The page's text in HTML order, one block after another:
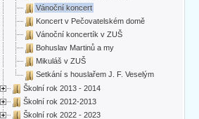
Vánoční koncert
Koncert v Pečovatelském domě
Vánoční koncertík v ZUŠ
Bohuslav Martinů a my
Mikuláš v ZUŠ
Setkání s houslařem J. F. Veselým
Školní rok 2013 - 2014
Školní rok 2012-2013
Školní rok 2022 - 2023